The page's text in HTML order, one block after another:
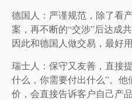
德国人：严谨规范，除了看
案，再不断的“交涉”后达成
因此和德国人做交易，最好
瑞士人：保守又友善，直接
什么，你需要付出什么”。
价，会直接告诉客户自己产